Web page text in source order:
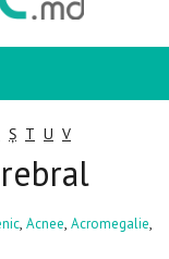
Ș T U V
, Acnee, Acromegalie,